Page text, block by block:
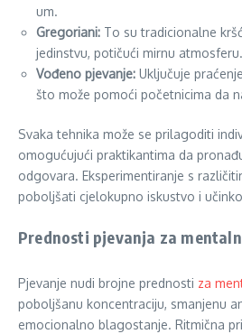
um.
Gregoriani: To su tradicionalne
jedinstvu, potičući mirnu atmosferu.
Vođeno pjevanje: Uključuje
što može pomoći početnicima da
Svaka tehnika može se prilagoditi
omogućujući praktikantima da
odgovara. Eksperimentiranje s
poboljšati cjelokupno iskustvo i
Prednosti pjevanja za
Pjevanje nudi brojne prednosti za
poboljšanu koncentraciju, smanjenu
emocionalno blagostanje. Ritmična